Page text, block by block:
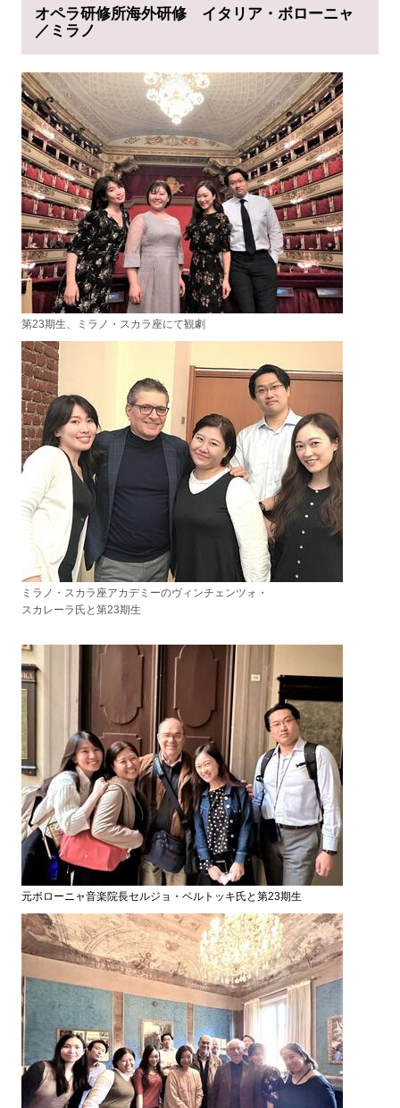
オペラ研修所海外研修 イタリア・ボローニャ
／ミラノ
第23期生、ミラノ・スカラ座にて観劇
ミラノ・スカラ座アカデミーのヴィンチェンツォ・
スカレーラ氏と第23期生
元ボローニャ音楽院長セルジョ・ベルトッキ氏と第23期生